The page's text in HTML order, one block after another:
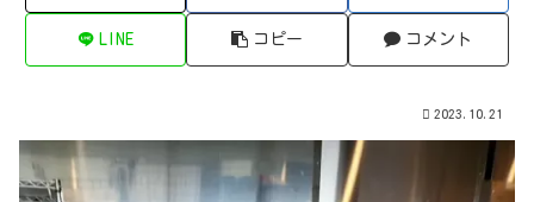
LINE コピー コメント
2023.10.21